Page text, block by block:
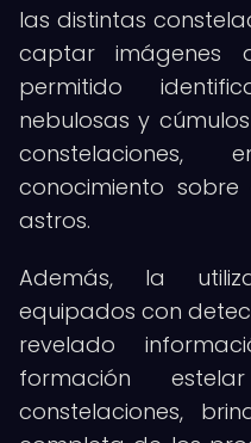
las distintas
captar imágenes
permitido
nebulosas y
constelaciones,
conocimiento
astros.
Además, la
equipados con
revelado
formación
constelaciones,